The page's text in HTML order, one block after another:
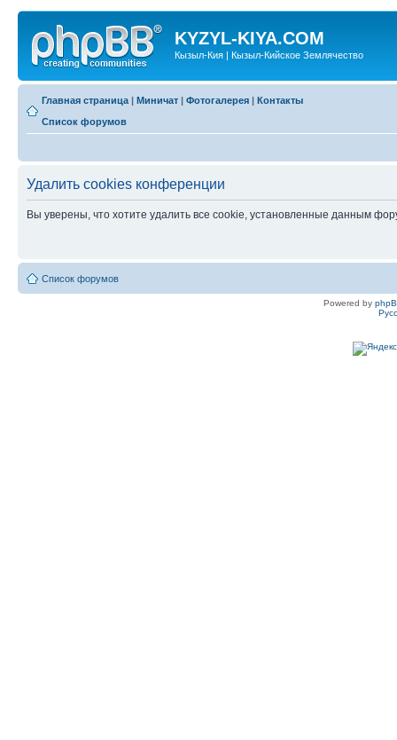
KYZYL-KIYA.COM
Кызыл-Кия | Кызыл-Кийское Землячество
Главная страница | Миничат | Фотогалерея | Контакты
Список форумов
Удалить cookies конференции
Вы уверены, что хотите удалить все cookie, установленные данным
Список форумов
Powered by